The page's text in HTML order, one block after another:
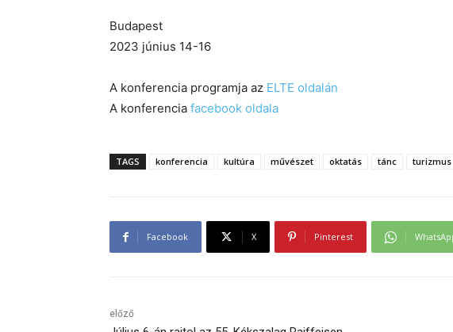
Budapest
2023 június 14-16
A konferencia programja az ELTE oldalán
A konferencia facebook oldala
TAGS konferencia kultúra művészet oktatás tánc turizmus
Facebook X Pinterest
előző